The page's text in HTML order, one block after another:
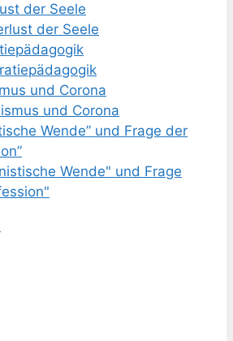
der Seele
und Corona
Wende” und Frage der